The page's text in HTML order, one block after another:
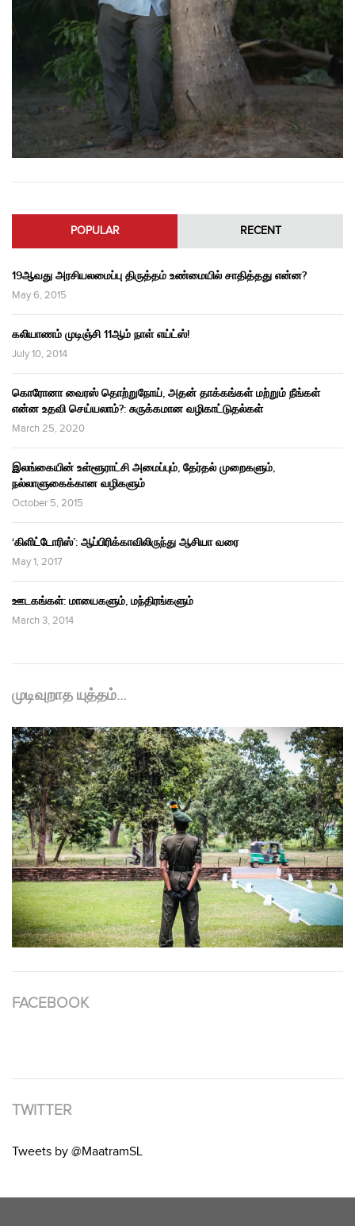
POPULAR RECENT
19ஆவது அரசியலமைப்பு திருத்தம் உண்மையில் சாதித்தது என்ன?
May 6, 2015
கலியாணம் முடிஞ்சி 11ஆம் நாள் எய்ட்ஸ்!
July 10, 2014
கொரோனா வைரஸ் தொற்றுநோய், அதன் தாக்கங்கள் மற்றும் நீங்கள்
என்ன உதவி செய்யலாம்?: சுருக்கமான வழிகாட்டுதல்கள்
March 25, 2020
இலங்கையின் உள்ளூராட்சி அமைப்பும், தேர்தல் முறைகளும்,
நல்லாளுகைக்கான வழிகளும்
October 5, 2015
‘கிளிட்டோரிஸ்’: ஆப்பிரிக்காவிலிருந்து ஆசியா வரை
May 1, 2017
ஊடகங்கள்: மாயைகளும், மந்திரங்களும்
March 3, 2014
முடிவுறாத யுத்தம்…
FACEBOOK
TWITTER
Tweets by @MaatramSL